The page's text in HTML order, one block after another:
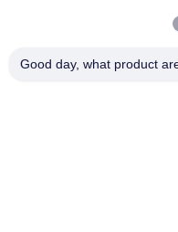
E-mail
Good day, what product